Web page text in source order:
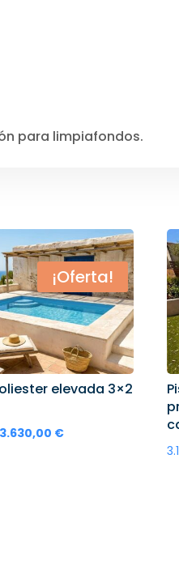
para limpiafondos.
¡Oferta!
elevada 3×2
El
3.630,00 €El